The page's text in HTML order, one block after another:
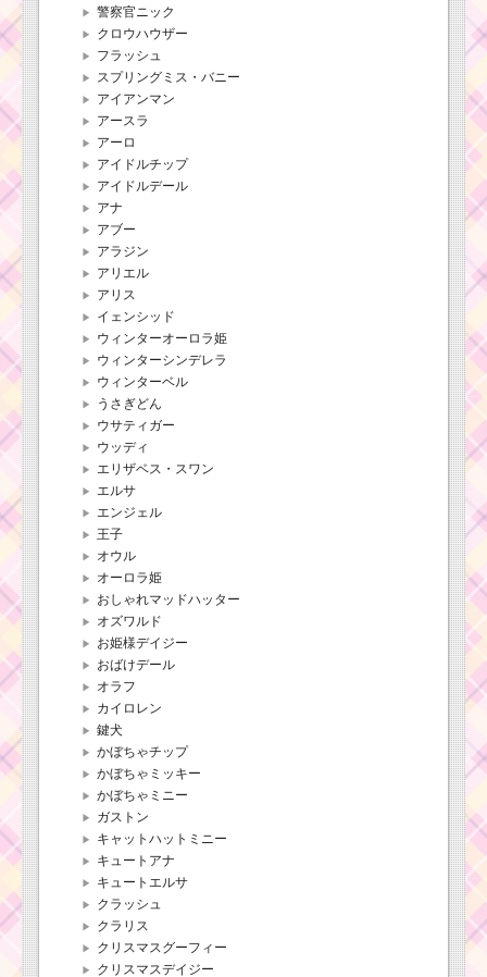
警察官ニック
クロウハウザー
フラッシュ
スプリングミス・バニー
アイアンマン
アースラ
アーロ
アイドルチップ
アイドルデール
アナ
アブー
アラジン
アリエル
アリス
イェンシッド
ウィンターオーロラ姫
ウィンターシンデレラ
ウィンターベル
うさぎどん
ウサティガー
ウッディ
エリザベス・スワン
エルサ
エンジェル
王子
オウル
オーロラ姫
おしゃれマッドハッター
オズワルド
お姫様デイジー
おばけデール
オラフ
カイロレン
鍵犬
かぼちゃチップ
かぼちゃミッキー
かぼちゃミニー
ガストン
キャットハットミニー
キュートアナ
キュートエルサ
クラッシュ
クラリス
クリスマスグーフィー
クリスマスデイジー